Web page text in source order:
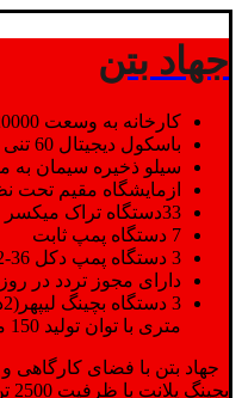
جهاد بتن
کارخانه به وسعت 20000 متر مربع
باسکول دیجیتال 60 تنی استاندارد
سیلو ذخیره سیمان به مقدار
ازمایشگاه مقیم تحت
33دستگاه تراک میکسر
7 دستگاه پمپ ثابت
3 دستگاه پمپ دکل 36-42-52 متری
دارای مجوز تردد در روز
متری با توان تولید 150 متر مکعب در ساعت)
جهاد بتن با فضای کارگاهی